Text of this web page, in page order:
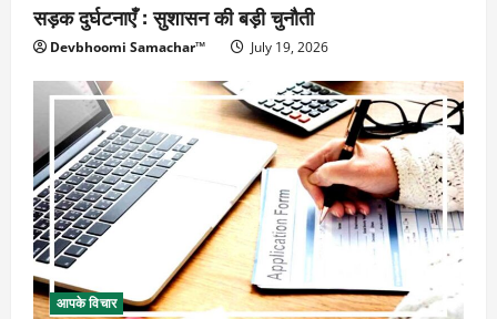
सड़क दुर्घटनाएँ : सुशासन की बड़ी चुनौती
Devbhoomi Samachar™ July 19, 2026
आपके विचार